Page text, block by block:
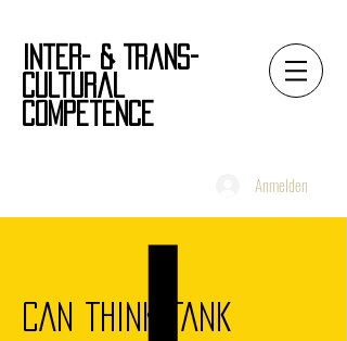
Inter- & Trans-
Cultural
Competence
Anmelden
CAN THINK TANK